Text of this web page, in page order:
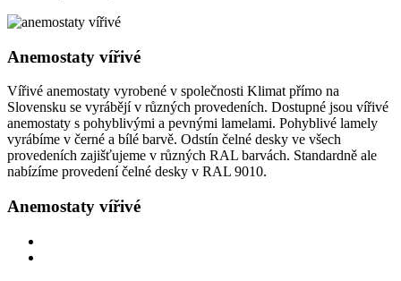
Anemostaty vířivé
Vířivé anemostaty vyrobené v společnosti Klimat přímo na
Slovensku se vyrábějí v různých provedeních. Dostupné jsou vířivé
anemostaty s pohyblivými a pevnými lamelami. Pohyblivé lamely
vyrábíme v černé a bílé barvě. Odstín čelné desky ve všech
provedeních zajišťujeme v různých RAL barvách. Standardně ale
nabízíme provedení čelné desky v RAL 9010.
Anemostaty vířivé